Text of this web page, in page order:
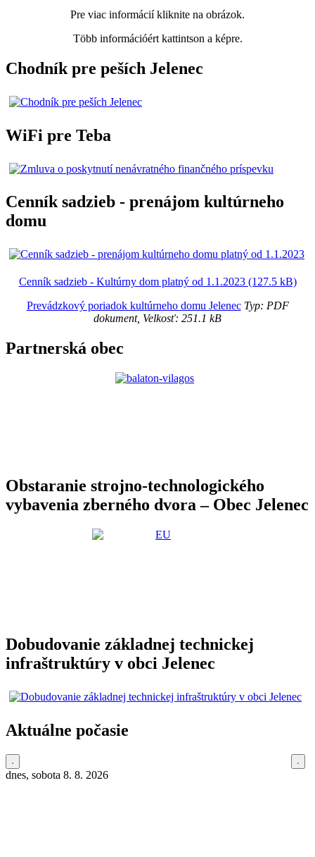
Pre viac informácií kliknite na obrázok.
Több információért kattintson a képre.
Chodník pre peších Jelenec
WiFi pre Teba
Cenník sadzieb - prenájom kultúrneho
domu
Cenník sadzieb - Kultúrny dom platný od 1.1.2023 (127.5 kB)
Prevádzkový poriadok kultúrneho domu JelenecTyp: PDF
dokument, Velkosť: 251.1 kB
Partnerská obec
Obstaranie strojno-technologického
vybavenia zberného dvora – Obec Jelenec
Dobudovanie základnej technickej
infraštruktúry v obci Jelenec
Aktuálne počasie
dnes, sobota 8. 8. 2026